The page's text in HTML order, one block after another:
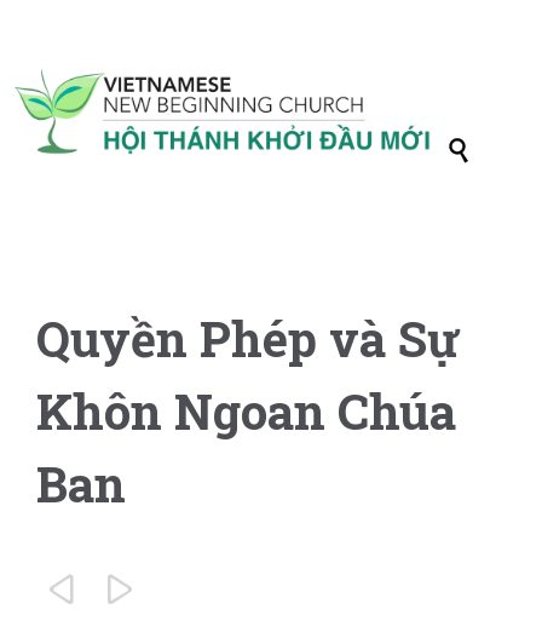

Quyền Phép và Sự
Khôn Ngoan Chúa
Ban
 